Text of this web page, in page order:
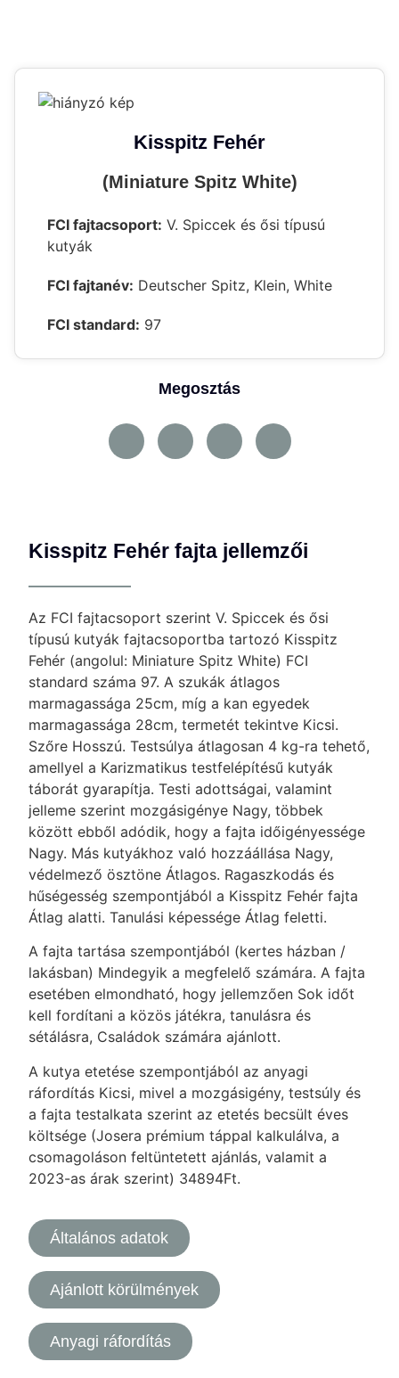
Kisspitz Fehér
(Miniature Spitz White)
FCI fajtacsoport: V. Spiccek és ősi típusú
kutyák
FCI fajtanév: Deutscher Spitz, Klein, White
FCI standard: 97
Megosztás
Kisspitz Fehér fajta jellemzői
Az FCI fajtacsoport szerint V. Spiccek és ősi
típusú kutyák fajtacsoportba tartozó Kisspitz
Fehér (angolul: Miniature Spitz White) FCI
standard száma 97. A szukák átlagos
marmagassága 25cm, míg a kan egyedek
marmagassága 28cm, termetét tekintve Kicsi.
Szőre Hosszú. Testsúlya átlagosan 4 kg-ra tehető,
amellyel a Karizmatikus testfelépítésű kutyák
táborát gyarapítja. Testi adottságai, valamint
jelleme szerint mozgásigénye Nagy, többek
között ebből adódik, hogy a fajta időigényessége
Nagy. Más kutyákhoz való hozzáállása Nagy,
védelmező ösztöne Átlagos. Ragaszkodás és
hűségesség szempontjából a Kisspitz Fehér fajta
Átlag alatti. Tanulási képessége Átlag feletti.
A fajta tartása szempontjából (kertes házban /
lakásban) Mindegyik a megfelelő számára. A fajta
esetében elmondható, hogy jellemzően Sok időt
kell fordítani a közös játékra, tanulásra és
sétálásra, Családok számára ajánlott.
A kutya etetése szempontjából az anyagi
ráfordítás Kicsi, mivel a mozgásigény, testsúly és
a fajta testalkata szerint az etetés becsült éves
költsége (Josera prémium táppal kalkulálva, a
csomagoláson feltüntetett ajánlás, valamit a
2023-as árak szerint) 34894Ft.
Általános adatok
Ajánlott körülmények
Anyagi ráfordítás